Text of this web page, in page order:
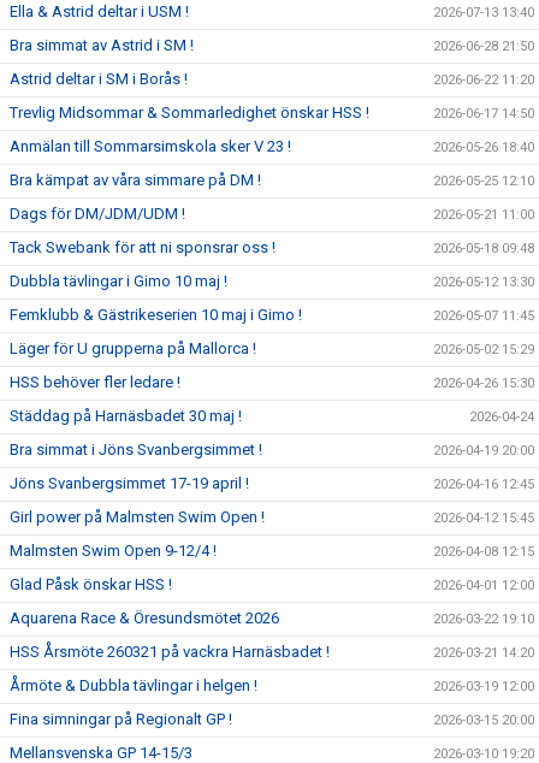
Ella & Astrid deltar i USM ! 2026-07-13 13:40
Bra simmat av Astrid i SM ! 2026-06-28 21:50
Astrid deltar i SM i Borås ! 2026-06-22 11:20
Trevlig Midsommar & Sommarledighet önskar HSS ! 2026-06-17 14:50
Anmälan till Sommarsimskola sker V 23 ! 2026-05-26 18:40
Bra kämpat av våra simmare på DM ! 2026-05-25 12:10
Dags för DM/JDM/UDM ! 2026-05-21 11:00
Tack Swebank för att ni sponsrar oss ! 2026-05-18 09:48
Dubbla tävlingar i Gimo 10 maj ! 2026-05-12 13:30
Femklubb & Gästrikeserien 10 maj i Gimo ! 2026-05-07 11:45
Läger för U grupperna på Mallorca ! 2026-05-02 15:29
HSS behöver fler ledare ! 2026-04-26 15:30
Städdag på Harnäsbadet 30 maj ! 2026-04-24
Bra simmat i Jöns Svanbergsimmet ! 2026-04-19 20:00
Jöns Svanbergsimmet 17-19 april ! 2026-04-16 12:45
Girl power på Malmsten Swim Open ! 2026-04-12 15:45
Malmsten Swim Open 9-12/4 ! 2026-04-08 12:15
Glad Påsk önskar HSS ! 2026-04-01 12:00
Aquarena Race & Öresundsmötet 2026 2026-03-22 19:10
HSS Årsmöte 260321 på vackra Harnäsbadet ! 2026-03-21 14:20
Årmöte & Dubbla tävlingar i helgen ! 2026-03-19 12:00
Fina simningar på Regionalt GP ! 2026-03-15 20:00
Mellansvenska GP 14-15/3 2026-03-10 19:20